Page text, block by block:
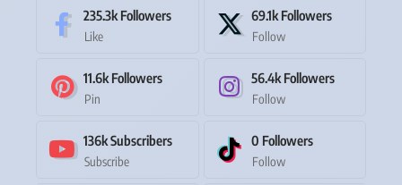
235.3k Followers
Like
69.1k Followers
Follow
11.6k Followers
Pin
56.4k Followers
Follow
136kSubscribers
Subscribe
0 Followers
Follow